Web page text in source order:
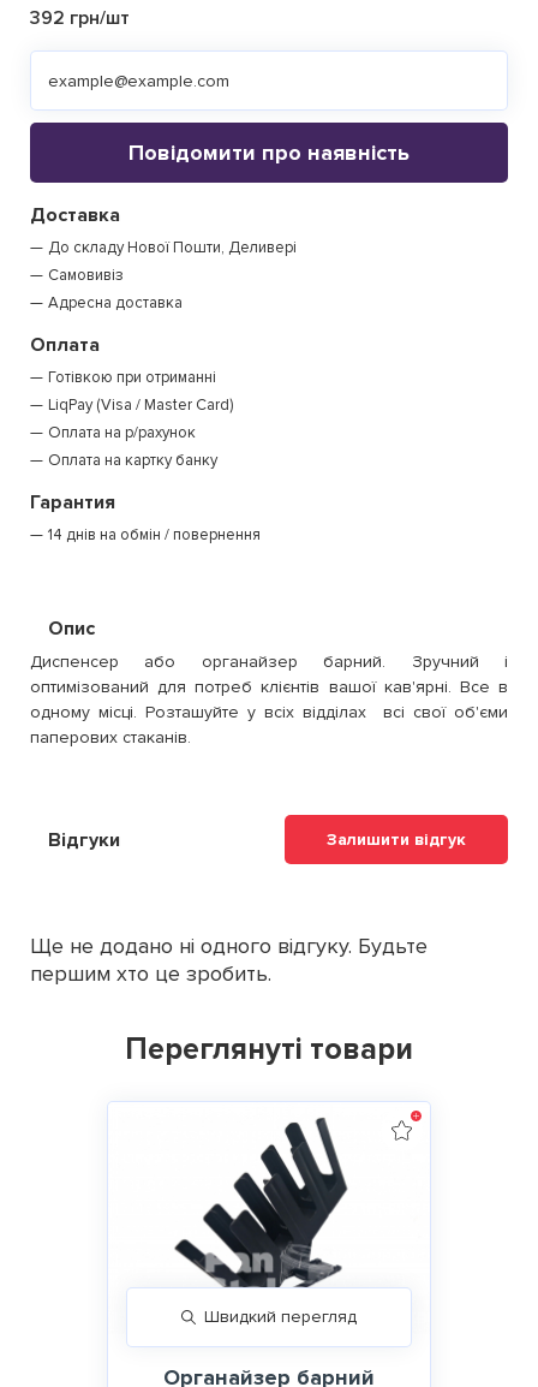
392 грн/шт
Повідомити про наявність
Доставка
До складу Нової Пошти, Деливері
Самовивіз
Адресна доставка
Оплата
Готівкою при отриманні
LiqPay (Visa / Master Card)
Оплата на р/рахунок
Оплата на картку банку
Гарантия
14 днів на обмін / повернення
Опис
Диспенсер або органайзер барний. Зручний і
оптимізований для потреб клієнтів вашої кав'ярні. Все в
одному місці. Розташуйте у всіх відділах всі свої об'єми
паперових стаканів.
Відгуки Залишити відгук
Ще не додано ні одного відгуку. Будьте
першим хто це зробить.
Переглянуті товари
Швидкий перегляд
Органайзер барний